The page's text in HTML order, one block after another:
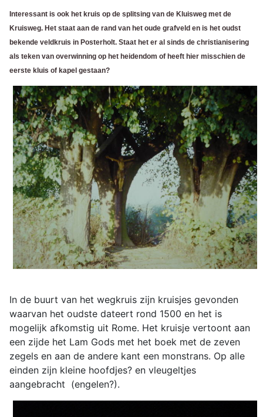
Interessant is ook het kruis op de splitsing van de Kluisweg met de
Kruisweg. Het staat aan de rand van het oude grafveld en is het oudst
bekende veldkruis in Posterholt. Staat het er al sinds de christianisering
als teken van overwinning op het heidendom of heeft hier misschien de
eerste kluis of kapel gestaan?
In de buurt van het wegkruis zijn kruisjes gevonden
waarvan het oudste dateert rond 1500 en het is
mogelijk afkomstig uit Rome. Het kruisje vertoont aan
een zijde het Lam Gods met het boek met de zeven
zegels en aan de andere kant een monstrans. Op alle
einden zijn kleine hoofdjes? en vleugeltjes
aangebracht (engelen?).